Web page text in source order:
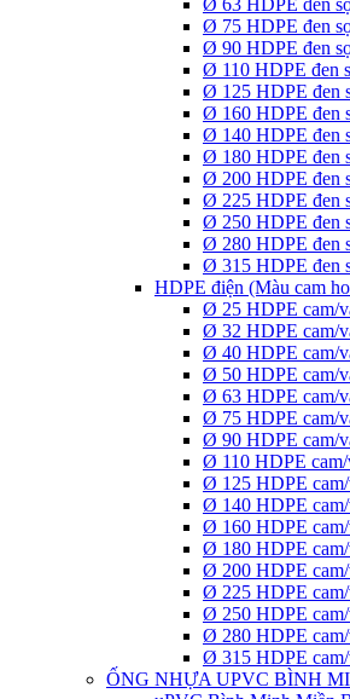
Ø 63 HDPE đen
Ø 75 HDPE đen
Ø 90 HDPE đen
Ø 110 HDPE đen
Ø 125 HDPE đen
Ø 160 HDPE đen
Ø 140 HDPE đen
Ø 180 HDPE đen
Ø 200 HDPE đen
Ø 225 HDPE đen
Ø 250 HDPE đen
Ø 280 HDPE đen
Ø 315 HDPE đen
HDPE điện (Màu cam
Ø 25 HDPE cam/
Ø 32 HDPE cam/
Ø 40 HDPE cam/
Ø 50 HDPE cam/
Ø 63 HDPE cam/
Ø 75 HDPE cam/
Ø 90 HDPE cam/
Ø 110 HDPE
Ø 125 HDPE
Ø 140 HDPE
Ø 160 HDPE
Ø 180 HDPE
Ø 200 HDPE
Ø 225 HDPE
Ø 250 HDPE
Ø 280 HDPE
Ø 315 HDPE
ỐNG NHỰA UPVC BÌNH